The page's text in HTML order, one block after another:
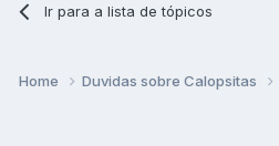
Ir para a lista de tópicos
Home Duvidas sobre Calopsitas